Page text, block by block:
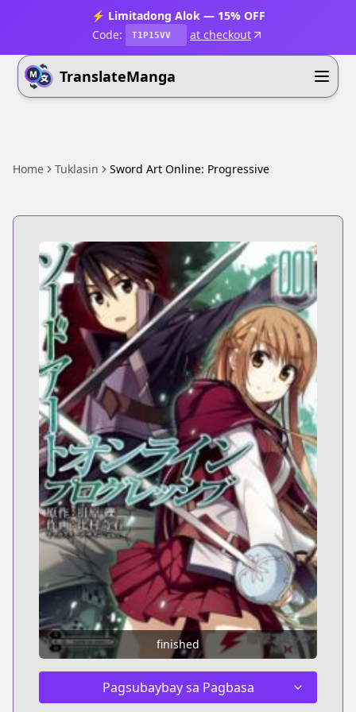
⚡ Limitadong Alok — 15% OFF
Code:
T1P15VV at checkout
TranslateManga
Home Tuklasin Sword Art Online: Progressive
finished
Pagsubaybay sa Pagbasa